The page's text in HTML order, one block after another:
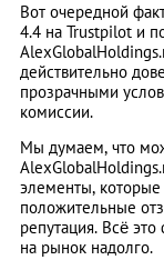
Вот очередной
4.4 на Trustpilot и
действительно
прозрачными
комиссии.
Мы думаем, что
элементы,
положительные
репутация. Всё
на рынок надолго.